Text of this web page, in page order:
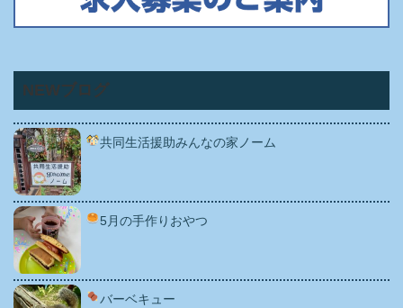
NEWブログ
共同生活援助みんなの家ノーム
5月の手作りおやつ
バーベキュー